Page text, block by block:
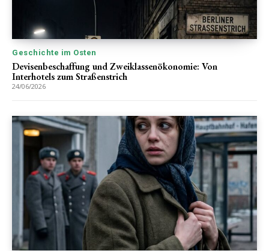
Geschichte im Osten
Devisenbeschaffung und Zweiklassenökonomie: Von
Interhotels zum Straßenstrich
24/06/2026